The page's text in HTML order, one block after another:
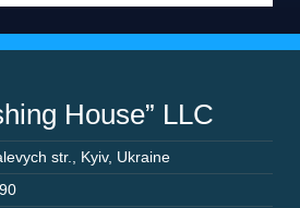
House” LLC
str. Kyiv, Ukraine